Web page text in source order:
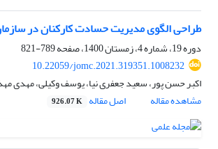
طراحی الگوی مدیریت حسادت کارکنان در
دوره 19، شماره 4، زمستان 1400، صفحه
789-821
10.22059/jomc.2021.319351.1008232
اکبر حسن پور، سعید جعفری نیا، یوسف وکیلی، مهدی
مشاهده مقاله
اصل مقاله 926.07 K